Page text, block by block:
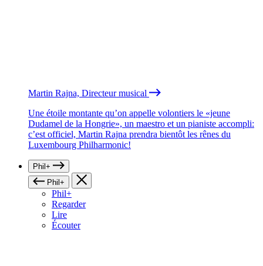
Martin Rajna, Directeur musical
Une étoile montante qu’on appelle volontiers le «jeune
Dudamel de la Hongrie», un maestro et un pianiste accompli:
c’est officiel, Martin Rajna prendra bientôt les rênes du
Luxembourg Philharmonic!
Phil+
Phil+
Phil+
Regarder
Lire
Écouter